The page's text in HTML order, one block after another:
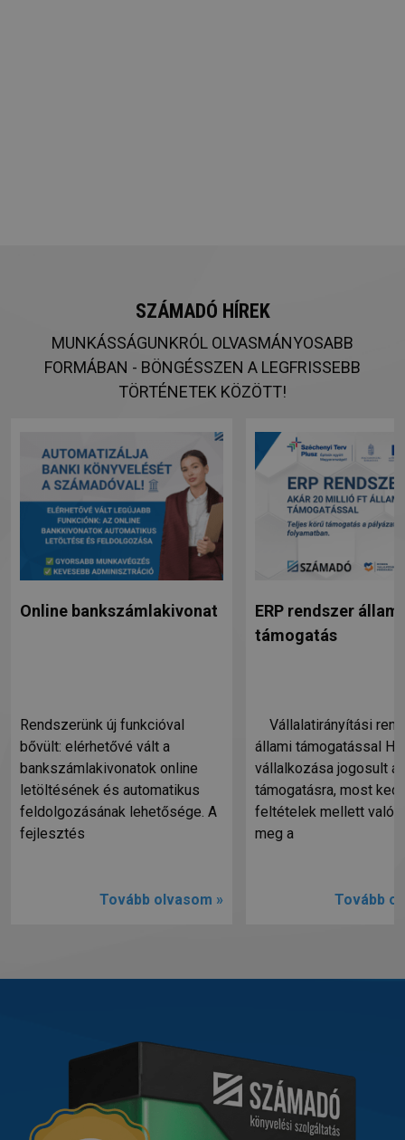
SZÁMADÓ HÍREK
MUNKÁSSÁGUNKRÓL OLVASMÁNYOSABB
FORMÁBAN - BÖNGÉSSZEN A LEGFRISSEBB
TÖRTÉNETEK KÖZÖTT!
Online bankszámlakivonat
Rendszerünk új funkcióval
bővült: elérhetővé vált a
bankszámlakivonatok online
letöltésének és automatikus
feldolgozásának lehetősége. A
fejlesztés
Tovább olvasom »
ERP rendszer állami
támogatás
Vállalatirányítási
állami támogatással Ha
vállalkozása jogosult
támogatásra, most
feltételek mellett
meg a
Tovább